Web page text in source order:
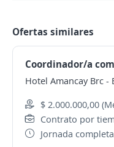
Ofertas similares
Coordinador/a
Hotel Amancay Brc -
$ 2.000.000,00
Contrato por
Jornada completa